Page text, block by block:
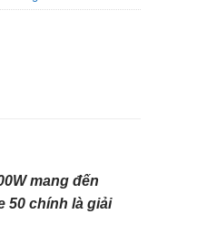
mang đến
50 chính là giải